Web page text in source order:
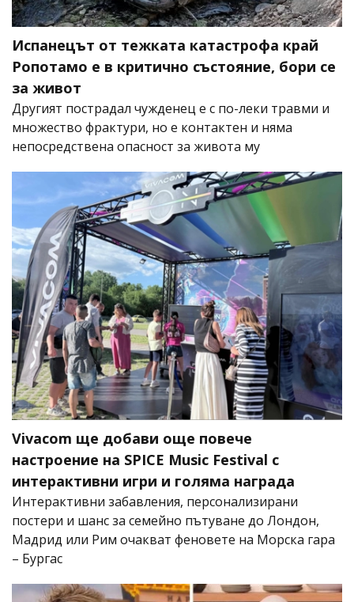
Испанецът от тежката катастрофа край
Ропотамо е в критично състояние, бори се
за живот
Другият пострадал чужденец е с по-леки травми и
множество фрактури, но е контактен и няма
непосредствена опасност за живота му
Vivacom ще добави още повече
настроение на SPICE Music Festival с
интерактивни игри и голяма награда
Интерактивни забавления, персонализирани
постери и шанс за семейно пътуване до Лондон,
Мадрид или Рим очакват феновете на Морска гара
– Бургас